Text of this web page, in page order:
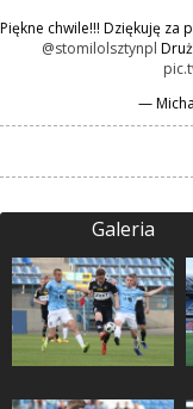
Piękne chwile!!! Dziękuję za
@stomilolsztynpl
—
Galeria